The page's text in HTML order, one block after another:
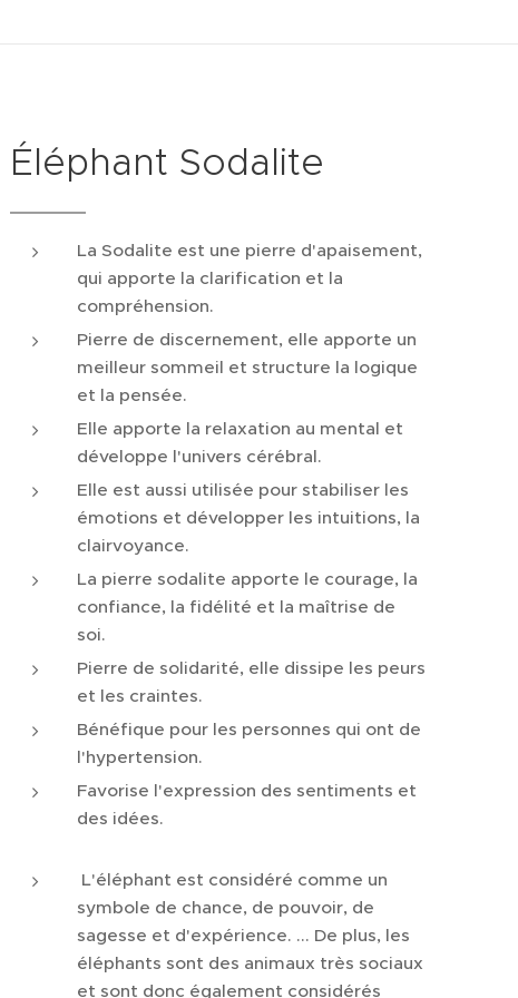
Éléphant Sodalite
La Sodalite est une pierre d'apaisement,
qui apporte la clarification et la
compréhension.
Pierre de discernement, elle apporte un
meilleur sommeil et structure la logique
et la pensée.
Elle apporte la relaxation au mental et
développe l'univers cérébral.
Elle est aussi utilisée pour stabiliser les
émotions et développer les intuitions, la
clairvoyance.
La pierre sodalite apporte le courage, la
confiance, la fidélité et la maîtrise de
soi.
Pierre de solidarité, elle dissipe les peurs
et les craintes.
Bénéfique pour les personnes qui ont de
l'hypertension.
Favorise l'expression des sentiments et
des idées.
L'éléphant est considéré comme un
symbole de chance, de pouvoir, de
sagesse et d'expérience. ... De plus, les
éléphants sont des animaux très sociaux
et sont donc également considérés